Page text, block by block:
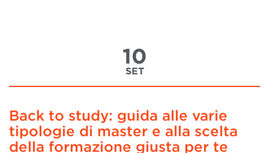
10
SET
Back to study: guida alle varie
tipologie di master e alla scelta
della formazione giusta per te